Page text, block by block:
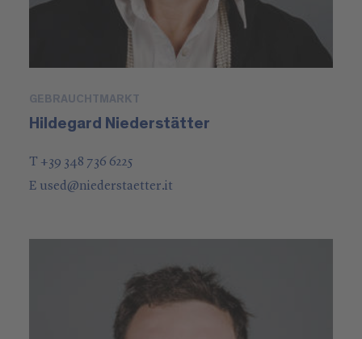
GEBRAUCHTMARKT
Hildegard Niederstätter
T +39 348 736 6225
E used@niederstaetter.it